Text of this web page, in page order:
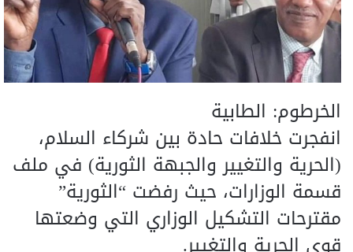
الخرطوم: الطابية
انفجرت خلافات حادة بين شركاء السلام،
(الحرية والتغيير والجبهة الثورية) في ملف
قسمة الوزارات، حيث رفضت “الثورية”
مقترحات التشكيل الوزاري التي وضعتها